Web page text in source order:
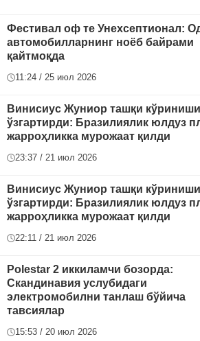
Фестивал оф те Унехсептионал:
автомобилларнинг ноёб байрами
қайтмоқда
11:24 / 25 июл 2026
Винисиус Жуниор ташқи
ўзгартирди: Бразилиялик юлдуз
жарроҳликка мурожаат қилди
23:37 / 21 июл 2026
Винисиус Жуниор ташқи
ўзгартирди: Бразилиялик юлдуз
жарроҳликка мурожаат қилди
22:11 / 21 июл 2026
Polestar 2 иккиламчи бозорда:
Скандинавия услубидаги
электромобилни танлаш бўйича
тавсиялар
15:53 / 20 июл 2026